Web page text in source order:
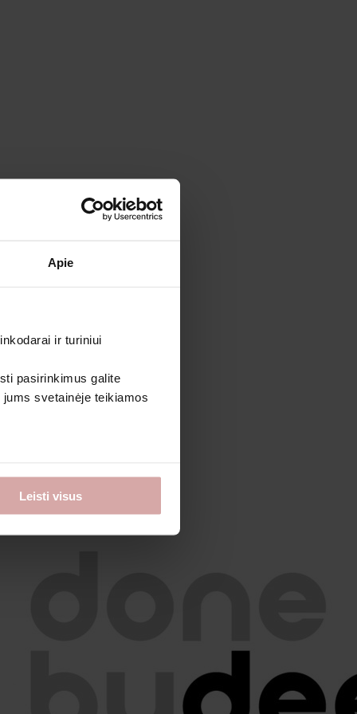
Apie
ir turiniui
pasirinkimus galite
svetainėje teikiamos
Leisti visus